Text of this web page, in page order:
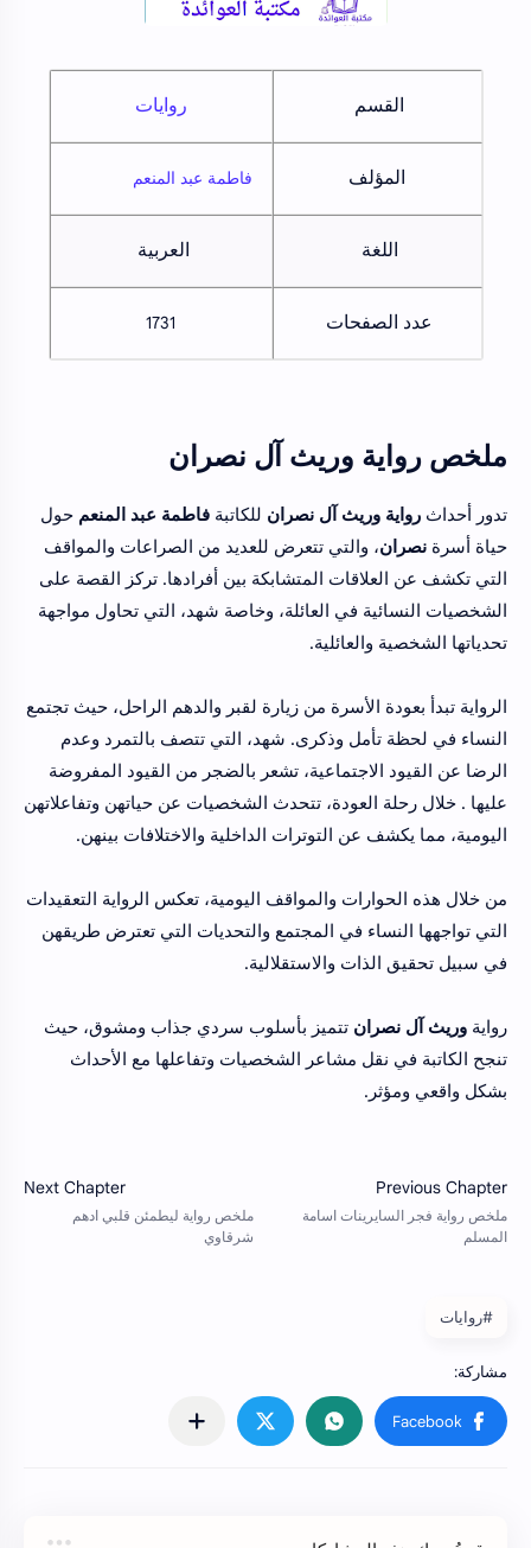
القسم روايات
المؤلف فاطمة عبد المنعم
اللغة العربية
عدد الصفحات 1731
ملخص رواية وريث آل نصران
تدور أحداث رواية وريث آل نصران للكاتبة فاطمة عبد المنعم حول
حياة أسرة نصران، والتي تتعرض للعديد من الصراعات والمواقف
التي تكشف عن العلاقات المتشابكة بين أفرادها. تركز القصة على
الشخصيات النسائية في العائلة، وخاصة شهد، التي تحاول مواجهة
تحدياتها الشخصية والعائلية.
الرواية تبدأ بعودة الأسرة من زيارة لقبر والدهم الراحل، حيث تجتمع
النساء في لحظة تأمل وذكرى. شهد، التي تتصف بالتمرد وعدم
الرضا عن القيود الاجتماعية، تشعر بالضجر من القيود المفروضة
عليها . خلال رحلة العودة، تتحدث الشخصيات عن حياتهن وتفاعلاتهن
اليومية، مما يكشف عن التوترات الداخلية والاختلافات بينهن.
من خلال هذه الحوارات والمواقف اليومية، تعكس الرواية التعقيدات
التي تواجهها النساء في المجتمع والتحديات التي تعترض طريقهن
في سبيل تحقيق الذات والاستقلالية.
رواية وريث آل نصران تتميز بأسلوب سردي جذاب ومشوق، حيث
تنجح الكاتبة في نقل مشاعر الشخصيات وتفاعلها مع الأحداث
بشكل واقعي ومؤثر.
#روايات